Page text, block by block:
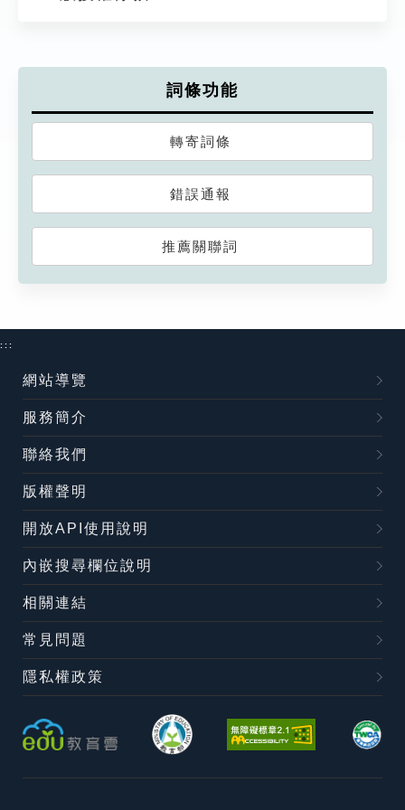
詞條功能
轉寄詞條
錯誤通報
推薦關聯詞
:::
網站導覽
服務簡介
聯絡我們
版權聲明
開放API使用說明
內嵌搜尋欄位說明
相關連結
常見問題
隱私權政策